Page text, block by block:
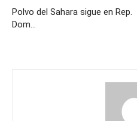
Polvo del Sahara sigue en Rep.
Dom…